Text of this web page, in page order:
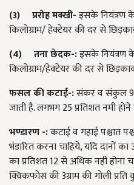
(3)
प्ररोहमक्खी-इसके नियंत्रण
किलोग्राम/ हेक्टेयर की दर से
(4)
तनाछेदक-:इसके नियंत्रण
किलोग्राम/हेक्टेयर की दर से
फसलकीकटाई-:संकर व संकुल
जाती है. लगभग 25 प्रतिशत नमी
भण्डारण-:कटाई व गहाई पश्चात
भंडारित करना चाहिये, यदि दानों
का प्रतिशत 12 से अधिक नहीं होना
क्विकफोस की 3ग्राम की गोली